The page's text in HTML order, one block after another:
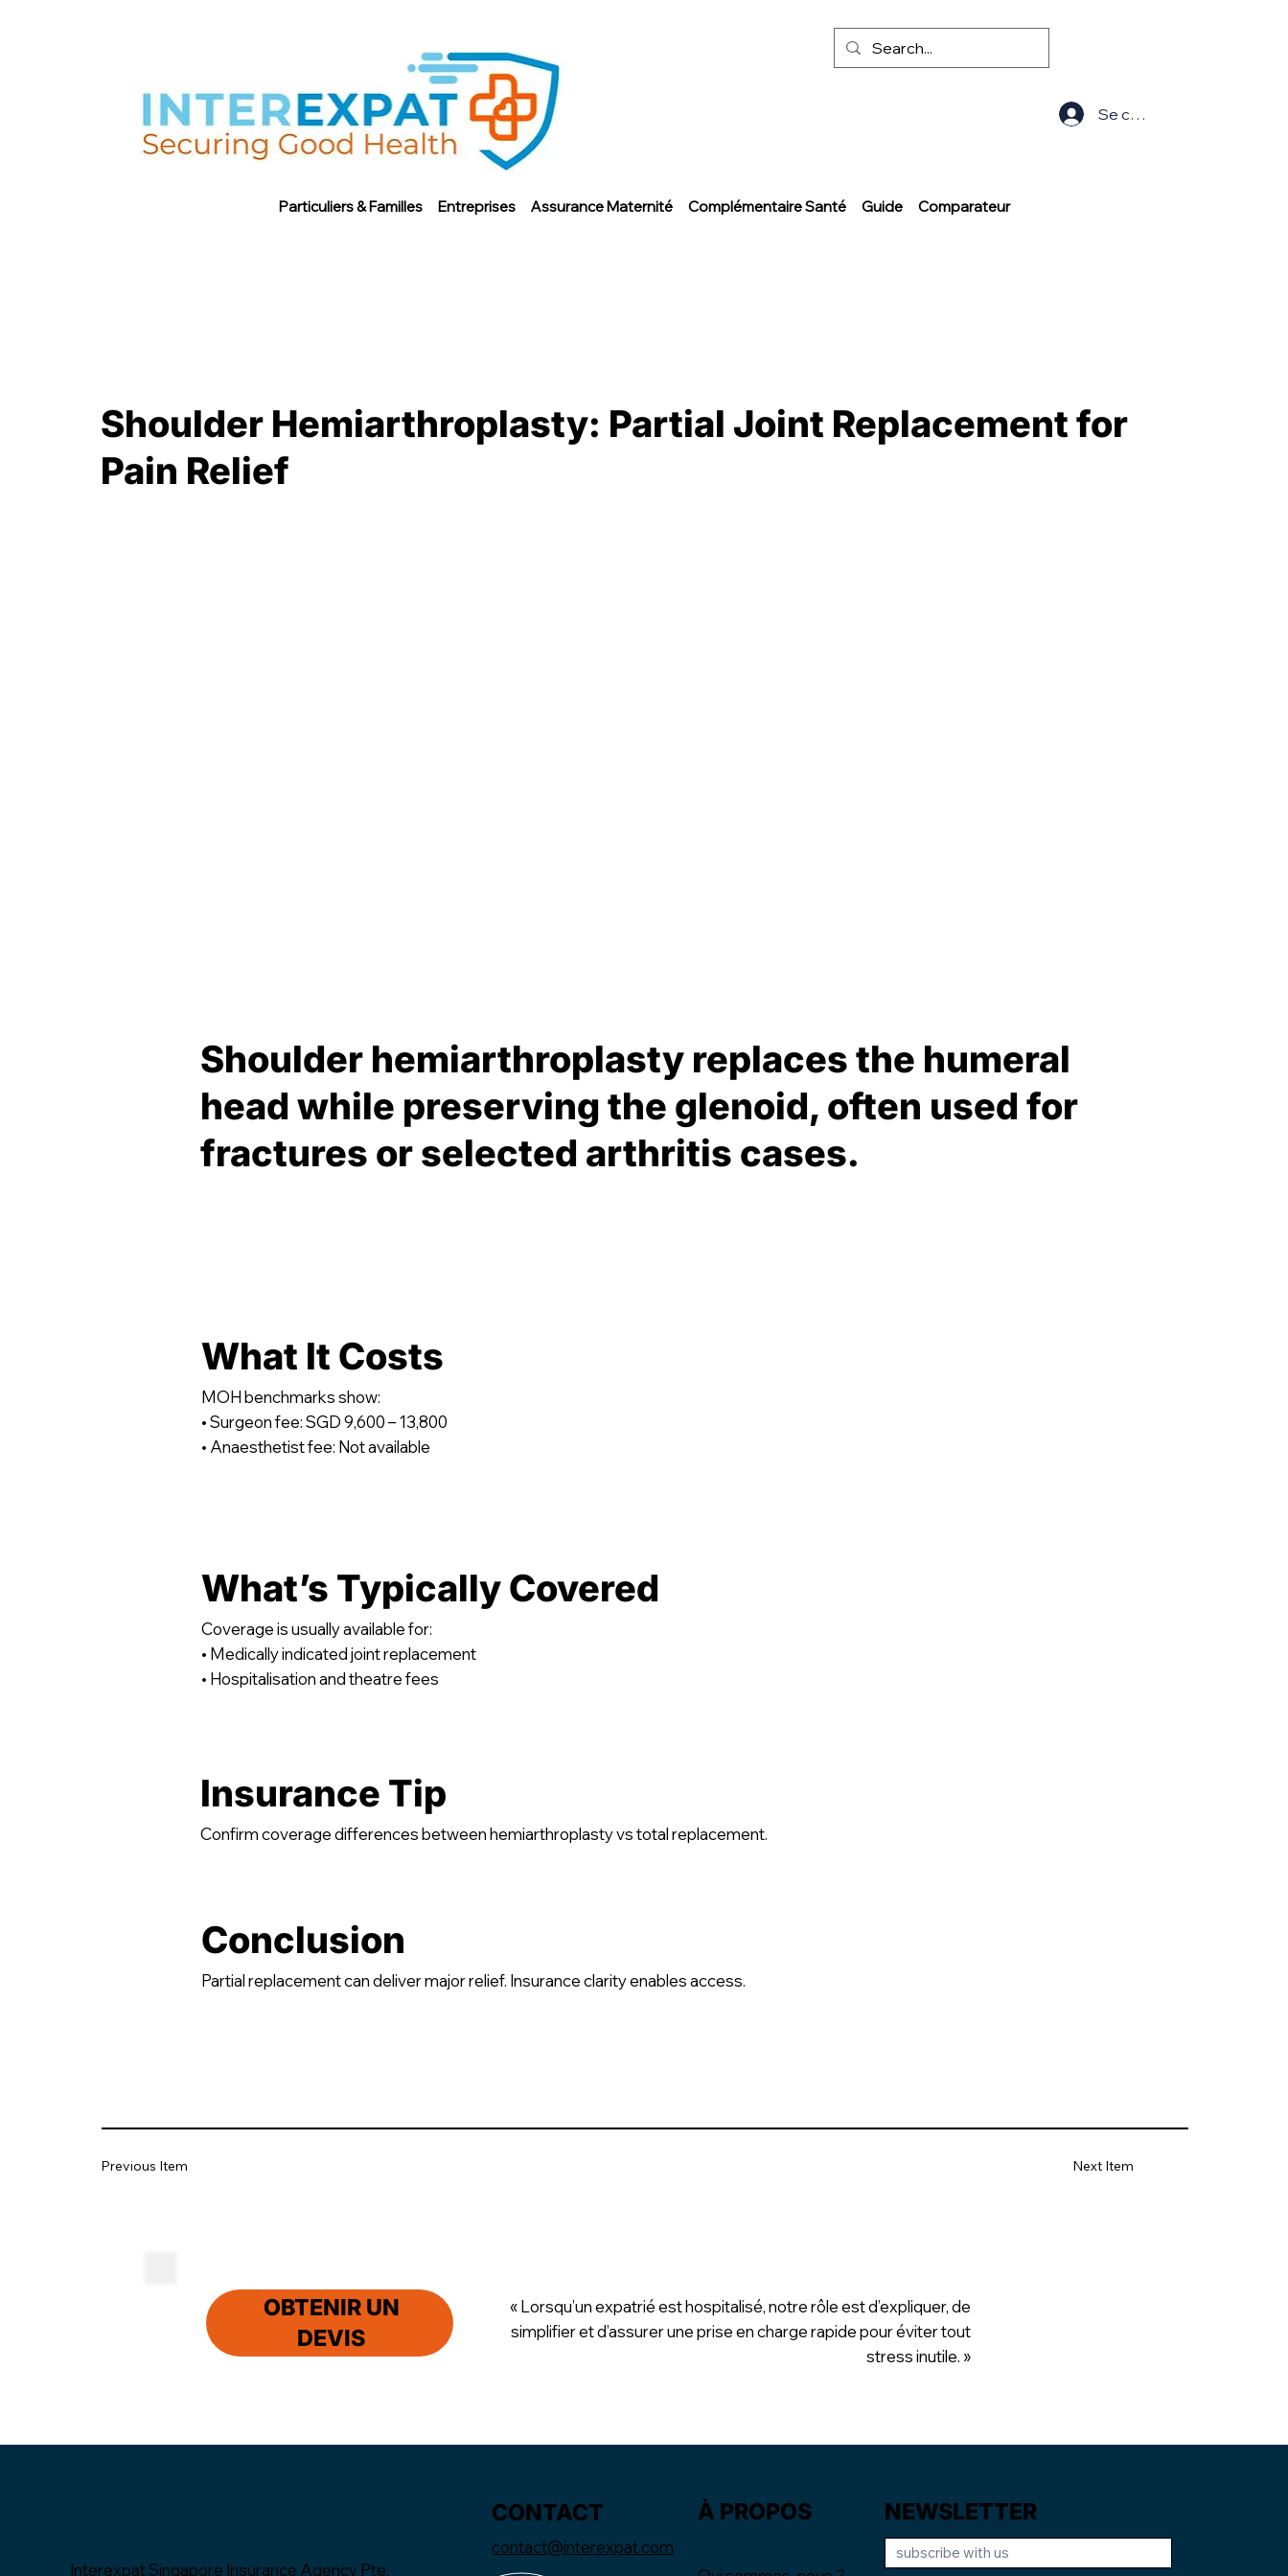
Particuliers & Familles Entreprises Assurance Maternité Complémentaire Santé Guide Comparateur
Se connecter
Shoulder Hemiarthroplasty: Partial Joint Replacement for
Pain Relief
Shoulder hemiarthroplasty replaces the humeral
head while preserving the glenoid, often used for
fractures or selected arthritis cases.
What It Costs
MOH benchmarks show:
• Surgeon fee: SGD 9,600 – 13,800
• Anaesthetist fee: Not available
What’s Typically Covered
Coverage is usually available for:
• Medically indicated joint replacement
• Hospitalisation and theatre fees
Insurance Tip
Confirm coverage differences between hemiarthroplasty vs total replacement.
Conclusion
Partial replacement can deliver major relief. Insurance clarity enables access.
Previous Item Next Item
OBTENIR UN
DEVIS
« Lorsqu’un expatrié est hospitalisé, notre rôle est d’expliquer, de
simplifier et d’assurer une prise en charge rapide pour éviter tout
stress inutile. »
Interexpat Singapore Insurance Agency Pte.
CONTACT
contact@interexpat.com
NEWSLETTER
À PROPOS